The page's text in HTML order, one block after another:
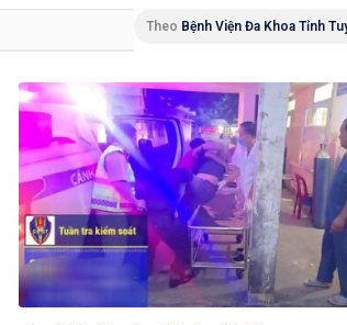
Theo Bệnh Viện Đa Khoa Tỉnh